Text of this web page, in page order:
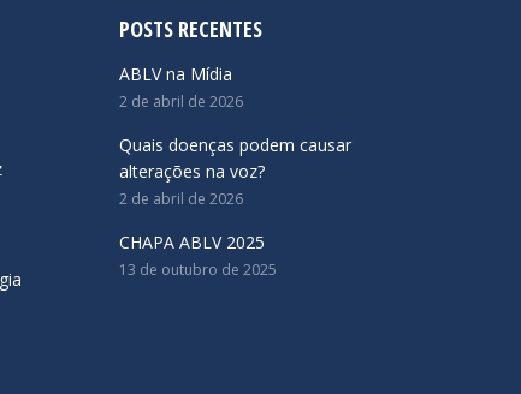
POSTS RECENTES
ABLV na Mídia
2 de abril de 2026
Quais doenças podem causar
alterações na voz?
2 de abril de 2026
CHAPA ABLV 2025
13 de outubro de 2025